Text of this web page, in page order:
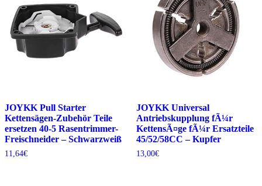
JOYKK Pull Starter
Kettensägen-Zubehör Teile
ersetzen 40-5 Rasentrimmer-
Freischneider – Schwarzweiß
11,64€
JOYKK Universal
Antriebskupplung fÃ¼r
KettensÃ¤ge fÃ¼r Ersatzteile
45/52/58CC – Kupfer
13,00€